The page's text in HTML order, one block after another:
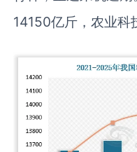
14150亿斤，农业科